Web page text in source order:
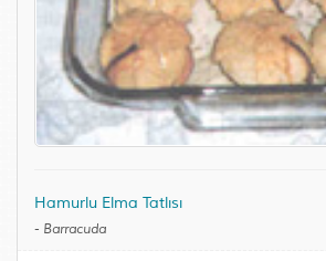
Hamurlu Elma Tatlısı
- Barracuda